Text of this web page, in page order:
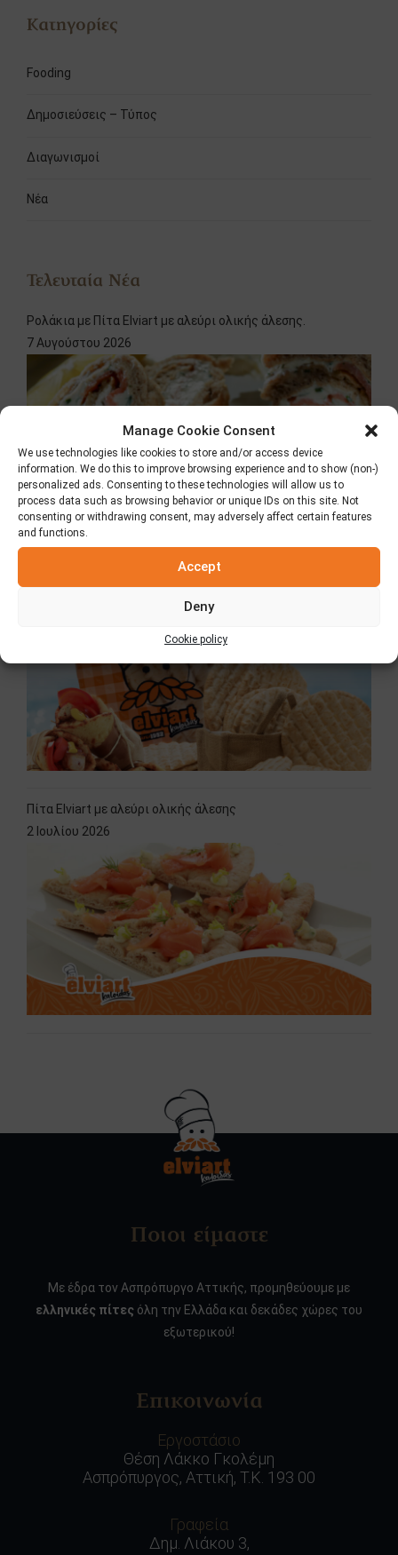
Manage Cookie Consent
We use technologies like cookies to store and/or access device
information. We do this to improve browsing experience and to show (non-)
personalized ads. Consenting to these technologies will allow us to
process data such as browsing behavior or unique IDs on this site. Not
consenting or withdrawing consent, may adversely affect certain features
and functions.
Accept
Deny
Cookie policy
Κατηγορίες
Fooding
Δημοσιεύσεις – Τύπος
Διαγωνισμοί
Νέα
Τελευταία Νέα
Ρολάκια με Πίτα Elviart με αλεύρι ολικής άλεσης.
7 Αυγούστου 2026
8 Ιουλίου 2026
Πίτα Elviart με αλεύρι ολικής άλεσης
2 Ιουλίου 2026
Ποιοι είμαστε
Με έδρα τον Ασπρόπυργο Αττικής, προμηθεύουμε με
ελληνικές πίτες όλη την Ελλάδα και δεκάδες χώρες του
εξωτερικού!
Επικοινωνία
Εργοστάσιο
Θέση Λάκκο Γκολέμη
Ασπρόπυργος, Αττική, Τ.Κ. 193 00
Γραφεία
Δημ. Λιάκου 3,